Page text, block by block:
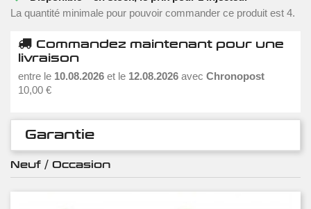
La quantité minimale pour pouvoir commander ce produit est 4.
Commandez maintenant pour une
livraison
entre le 10.08.2026 et le 12.08.2026 avec Chronopost
10,00 €
Garantie
Neuf / Occasion